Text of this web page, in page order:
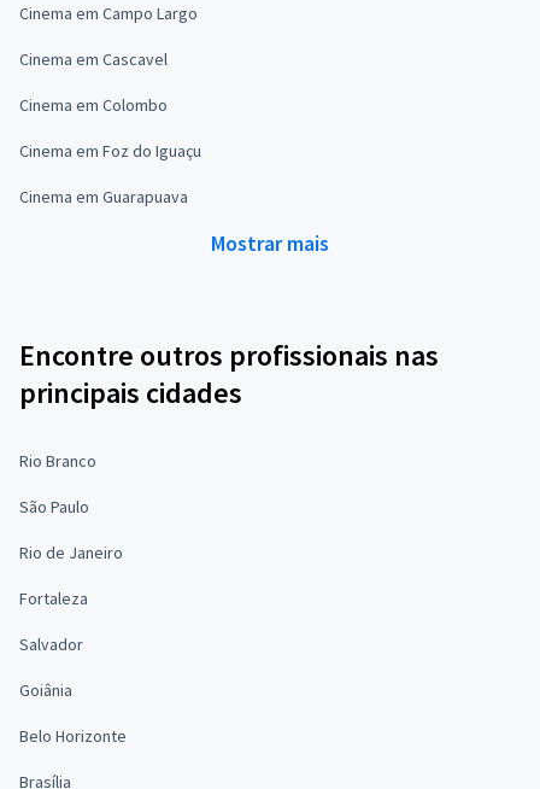
Cinema em Campo Largo
Cinema em Cascavel
Cinema em Colombo
Cinema em Foz do Iguaçu
Cinema em Guarapuava
Mostrar mais
Encontre outros profissionais nas
principais cidades
Rio Branco
São Paulo
Rio de Janeiro
Fortaleza
Salvador
Goiânia
Belo Horizonte
Brasília